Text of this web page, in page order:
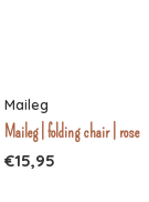
Maileg
Maileg | folding chair | rose
€15,95